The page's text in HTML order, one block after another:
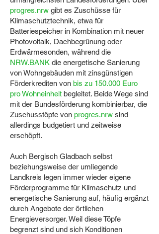
progres.nrw gibt es Zuschüsse für
Klimaschutztechnik, etwa für
Batteriespeicher in Kombination mit neuer
Photovoltaik, Dachbegrünung oder
Erdwärmesonden, während die
NRW.BANK die energetische Sanierung
von Wohngebäuden mit zinsgünstigen
Förderkrediten von bis zu 150.000 Euro
pro Wohneinheit begleitet. Beide Wege sind
mit der Bundesförderung kombinierbar, die
Zuschusstöpfe von progres.nrw sind
allerdings budgetiert und zeitweise
erschöpft.
Auch Bergisch Gladbach selbst
beziehungsweise der umliegende
Landkreis legen immer wieder eigene
Förderprogramme für Klimaschutz und
energetische Sanierung auf, häufig ergänzt
durch Angebote der örtlichen
Energieversorger. Weil diese Töpfe
begrenzt sind und sich Konditionen